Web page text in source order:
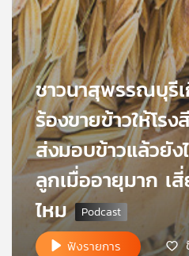
เครือ
ข่าย
วิทยุ
ไทย
พี
บี
เอส
แผนที่
วิทยุ
เครือ
ข่าย
ชาวนาสุพรรณบุรี
ร้องขายข้าวให้โร
ส่งมอบข้าวแล้วยั
ลูกเมื่ออายุมาก เสี่
ไหม
ฟังรายการ